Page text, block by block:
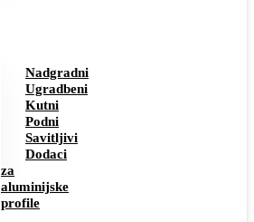
Nadgradni
Ugradbeni
Kutni
Podni
Savitljivi
Dodaci
za
aluminijske
profile